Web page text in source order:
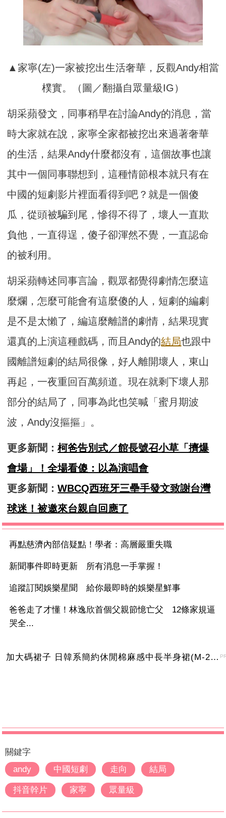
▲家寧(左)一家被挖出生活奢華，反觀Andy相當
樸實。（圖／翻攝自眾量級IG）
胡采蘋發文，同事稍早在討論Andy的消息，當
時大家就在說，家寧全家都被挖出來過著奢華
的生活，結果Andy什麼都沒有，這個故事也讓
其中一個同事聯想到，這種情節根本就只有在
中國的短劇影片裡面看得到吧？就是一個傻
瓜，從頭被騙到尾，慘得不得了，壞人一直欺
負他，一直得逞，傻子卻渾然不覺，一直認命
的被利用。
胡采蘋轉述同事言論，觀眾都覺得劇情怎麼這
麼爛，怎麼可能會有這麼傻的人，短劇的編劇
是不是太懶了，編這麼離譜的劇情，結果現實
還真的上演這種戲碼，而且Andy的結局也跟中
國離譜短劇的結局很像，好人離開壞人，東山
再起，一夜重回百萬頻道。現在就剩下壞人那
部分的結局了，同事為此也笑喊「蜜月期波
波，Andy沒摳摳」。
更多新聞：柯爸告別式／館長號召小草「擠爆
會場」！全場看傻：以為演唱會
更多新聞：WBCQ西班牙三壘手發文致謝台灣
球迷！被邀來台親自回應了
再點慈濟內部信疑點！學者：高層嚴重失職
新聞事件即時更新 所有消息一手掌握！
追蹤訂閱娛樂星聞 給你最即時的娛樂星鮮事
爸爸走了才懂！林逸欣首個父親節憶亡父 12條家規逼
哭全...
加大碼裙子 日韓系簡約休閒棉麻感中長半身裙(M-2XL)【XMS54038】＊艾美時尚(現+預)
關鍵字
andy
中國短劇 走向 結局
抖音幹片 家寧 眾量級